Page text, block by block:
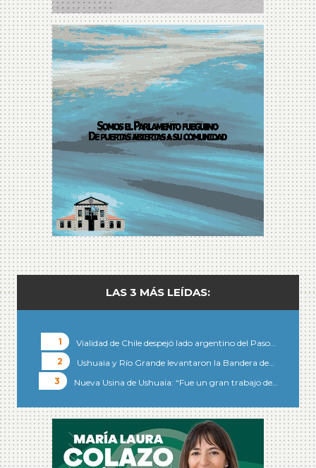
LAS 3 MÁS LEÍDAS:
Vialidad de Chile despejó lado argentino del Paso…
Ushuaia y Río Grande levantaron la Bandera de…
Nueva Usina de Ushuaia: “Fue un gran trabajo de…